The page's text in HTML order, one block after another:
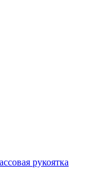
рукоятка